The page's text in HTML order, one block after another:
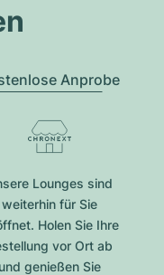
Anprobe
Lounges sind
weiterhin für Sie
Holen Sie Ihre
vor Ort ab
und genießen Sie